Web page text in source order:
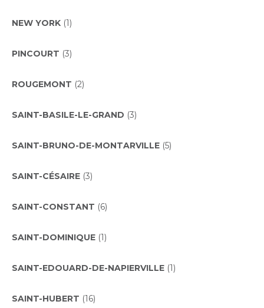
NEW YORK (1)
PINCOURT (3)
ROUGEMONT (2)
SAINT-BASILE-LE-GRAND (3)
SAINT-BRUNO-DE-MONTARVILLE (5)
SAINT-CÉSAIRE (3)
SAINT-CONSTANT (6)
SAINT-DOMINIQUE (1)
SAINT-EDOUARD-DE-NAPIERVILLE (1)
SAINT-HUBERT (16)